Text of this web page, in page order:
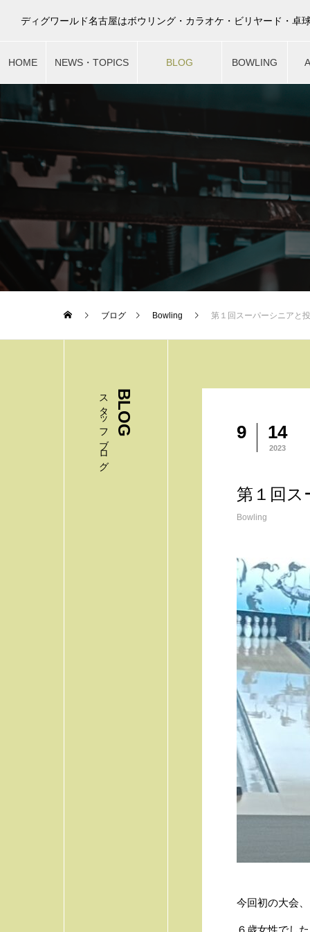
HOME
NEWS・TOPICS
BLOG
BOWLING
ブログ Bowling 第１回スーパーシニアと
BLOG
スタッフブログ 9 14
2023
第１回ス
Bowling
今回初の大会
６歳女性でし